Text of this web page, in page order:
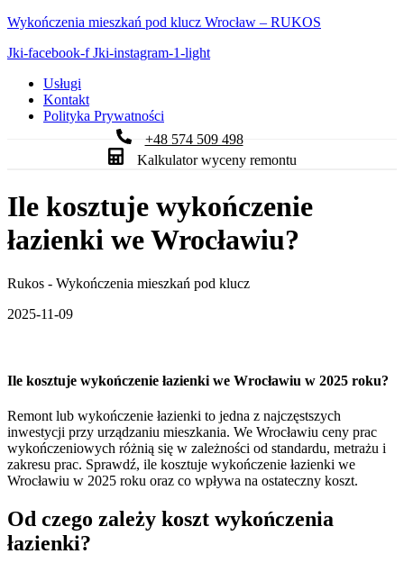
Wykończenia mieszkań pod klucz Wrocław – RUKOS
Jki-facebook-f Jki-instagram-1-light
Usługi
Kontakt
Polityka Prywatności
+48 574 509 498
Kalkulator wyceny remontu
Ile kosztuje wykończenie
łazienki we Wrocławiu?
Rukos - Wykończenia mieszkań pod klucz
2025-11-09
Ile kosztuje wykończenie łazienki we Wrocławiu w 2025 roku?
Remont lub wykończenie łazienki to jedna z najczęstszych
inwestycji przy urządzaniu mieszkania. We Wrocławiu ceny prac
wykończeniowych różnią się w zależności od standardu, metrażu i
zakresu prac. Sprawdź, ile kosztuje wykończenie łazienki we
Wrocławiu w 2025 roku oraz co wpływa na ostateczny koszt.
Od czego zależy koszt wykończenia
łazienki?